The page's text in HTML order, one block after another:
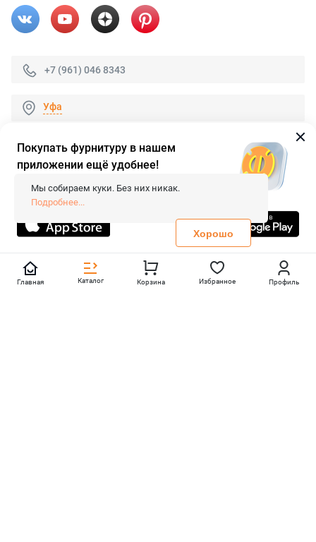
+7 (961) 046 8343
Уфа
© 2026 «FieraShop.ru»
Сопровождение сайта
- Вебформат.
Все права защищены.
Не является публичной офертой
Политика конфиденциальности
Главная Каталог Корзина Избранное Профиль
Покупать фурнитуру в нашем
приложении ещё удобнее!
Мы собираем куки. Без них никак.
Подробнее...
Хорошо